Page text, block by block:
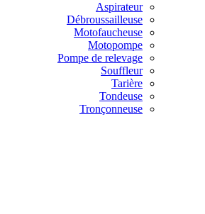
Aspirateur
Débroussailleuse
Motofaucheuse
Motopompe
Pompe de relevage
Souffleur
Tarière
Tondeuse
Tronçonneuse